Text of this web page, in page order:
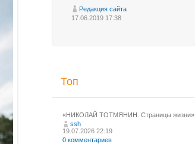
Редакция сайта
17.06.2019 17:38
Топ
«НИКОЛАЙ ТОТМЯНИН. Страницы жизни»
ssh
19.07.2026 22:19
0 комментариев